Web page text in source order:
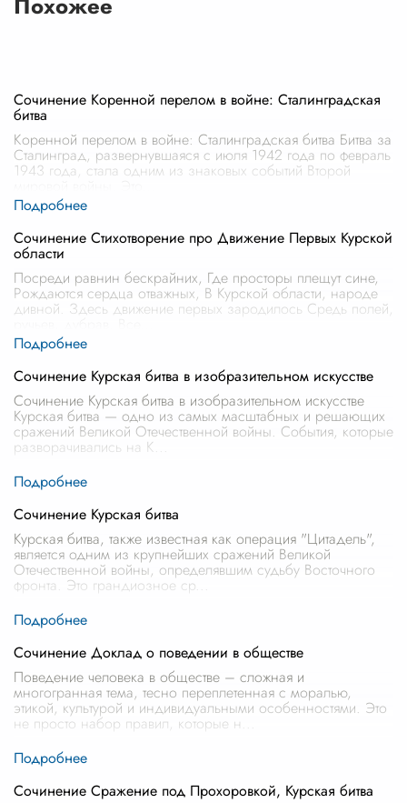
Сочинение Коренной перелом в войне: Сталинградская
битва
Коренной перелом в войне: Сталинградская битва Битва за
Сталинград, развернувшаяся с июля 1942 года по февраль
1943 года, стала одним из знаковых событий Второй
Сочинение Стихотворение про Движение Первых Курской
области
Посреди равнин бескрайних, Где просторы плещут сине,
Рождаются сердца отважных, В Курской области, народе
дивной. Здесь движение первых зародилось Средь полей,
Сочинение Курская битва в изобразительном искусстве
Сочинение Курская битва в изобразительном искусстве
Курская битва — одно из самых масштабных и решающих
сражений Великой Отечественной войны. События, которые
разворачивались на К
Сочинение Курская битва
Курская битва, также известная как операция "Цитадель",
является одним из крупнейших сражений Великой
Отечественной войны, определявшим судьбу Восточного
фронта. Это грандиозное ср
Сочинение Доклад о поведении в обществе
Поведение человека в обществе – сложная и
многогранная тема, тесно переплетенная с моралью,
этикой, культурой и индивидуальными особенностями. Это
не просто набор правил, которые н
Сочинение Сражение под Прохоровкой, Курская битва